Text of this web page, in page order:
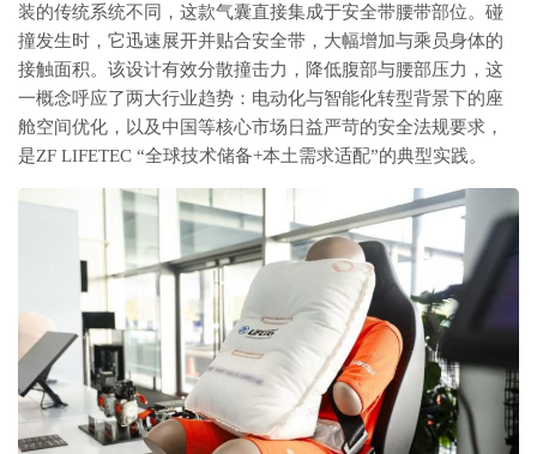
装的传统系统不同，这款气囊直接集成于安全带腰带部位。碰
撞发生时，它迅速展开并贴合安全带，大幅增加与乘员身体的
接触面积。该设计有效分散撞击力，降低腹部与腰部压力，这
一概念呼应了两大行业趋势：电动化与智能化转型背景下的座
舱空间优化，以及中国等核心市场日益严苛的安全法规要求，
是ZF LIFETEC “全球技术储备+本土需求适配”的典型实践。